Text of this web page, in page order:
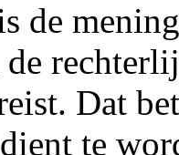
de
Dat
te